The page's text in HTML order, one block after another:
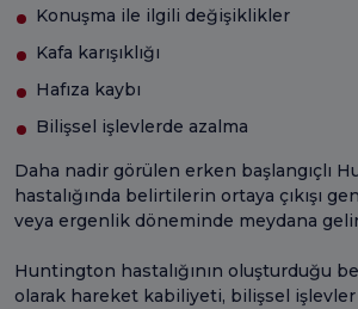
Konuşma ile ilgili değişiklikler
Kafa karışıklığı
Hafıza kaybı
Bilişsel işlevlerde azalma
Daha nadir görülen erken başlangıçlı
hastalığında belirtilerin ortaya çıkışı
veya ergenlik döneminde meydana
Huntington hastalığının oluşturduğu
olarak hareket kabiliyeti, bilişsel